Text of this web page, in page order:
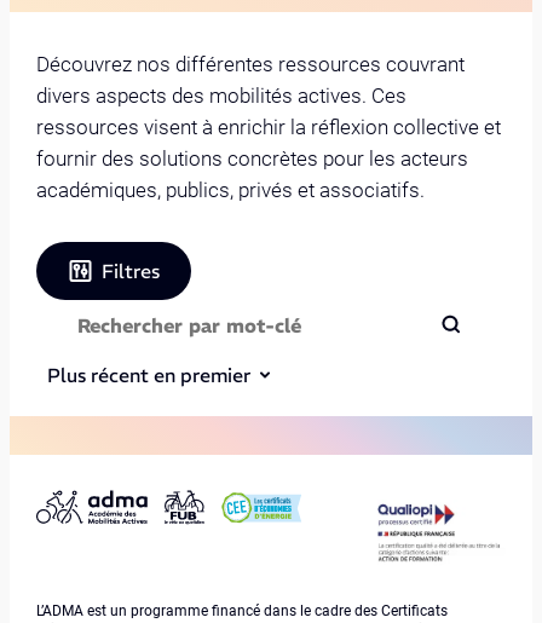
Découvrez nos différentes ressources couvrant
divers aspects des mobilités actives. Ces
ressources visent à enrichir la réflexion collective et
fournir des solutions concrètes pour les acteurs
académiques, publics, privés et associatifs.
Filtres
Plus récent en premier
L’ADMA est un programme financé dans le cadre des Certificats